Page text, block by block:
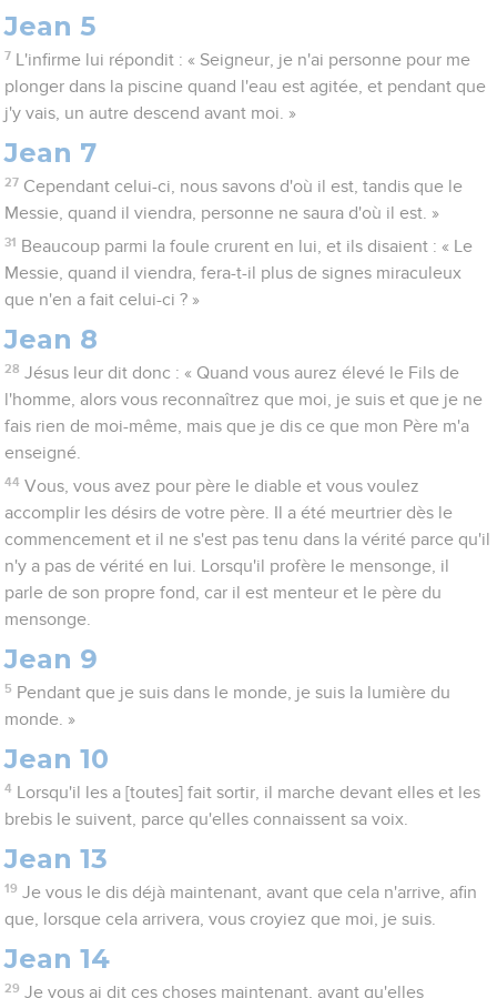
Jean 5
7
L'infirme lui répondit : « Seigneur, je n'ai personne pour me
plonger dans la piscine quand l'eau est agitée, et pendant que
j'y vais, un autre descend avant moi. »
Jean 7
27 Cependant celui-ci, nous savons d'où il est, tandis que le
Messie, quand il viendra, personne ne saura d'où il est. »
31 Beaucoup parmi la foule crurent en lui, et ils disaient : « Le
Messie, quand il viendra, fera-t-il plus de signes miraculeux
que n'en a fait celui-ci ? »
Jean 8
28 Jésus leur dit donc : « Quand vous aurez élevé le Fils de
l'homme, alors vous reconnaîtrez que moi, je suis et que je ne
fais rien de moi-même, mais que je dis ce que mon Père m'a
enseigné.
44 Vous, vous avez pour père le diable et vous voulez
accomplir les désirs de votre père. Il a été meurtrier dès le
commencement et il ne s'est pas tenu dans la vérité parce qu'il
n'y a pas de vérité en lui. Lorsqu'il profère le mensonge, il
parle de son propre fond, car il est menteur et le père du
mensonge.
Jean 9
5 Pendant que je suis dans le monde, je suis la lumière du
monde. »
Jean 10
4
Lorsqu'il les a [toutes] fait sortir, il marche devant elles et les
brebis le suivent, parce qu'elles connaissent sa voix.
Jean 13
19 Je vous le dis déjà maintenant, avant que cela n'arrive, afin
que, lorsque cela arrivera, vous croyiez que moi, je suis.
Jean 14
29 Je vous ai dit ces choses maintenant, avant qu'elles